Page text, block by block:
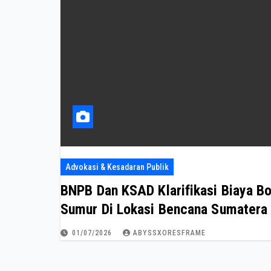
Advokasi & Kesadaran Publik
BNPB Dan KSAD Klarifikasi Biaya
Sumur Di Lokasi Bencana Sumatera
01/07/2026 ABYSSXORESFRAME